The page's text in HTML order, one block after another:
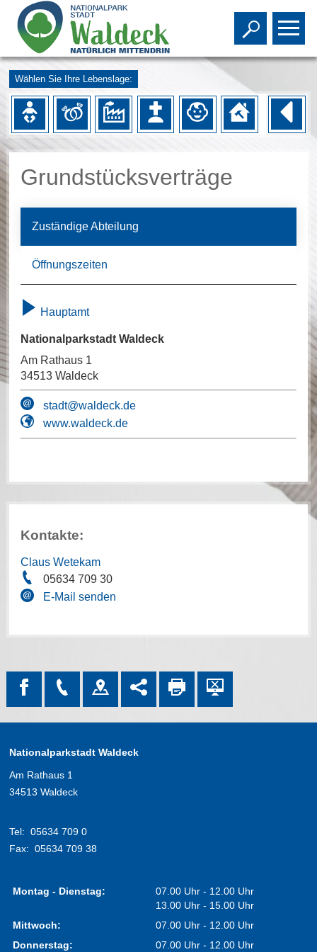
Toggle
Wählen Sie Ihre Lebenslage:
Grundstücksverträge
Zuständige Abteilung
Öffnungszeiten
Hauptamt
Nationalparkstadt Waldeck
Am Rathaus 1
34513 Waldeck
stadt@waldeck.de
www.waldeck.de
Kontakte:
Claus Wetekam
05634 709 30
E-Mail senden
Nationalparkstadt Waldeck
Am Rathaus 1
34513 Waldeck
Tel: 05634 709 0
Fax: 05634 709 38
Montag - Dienstag:
07.00 Uhr - 12.00 Uhr
13.00 Uhr - 15.00 Uhr
Mittwoch:
07.00 Uhr - 12.00 Uhr
Donnerstag:
07.00 Uhr - 12.00 Uhr